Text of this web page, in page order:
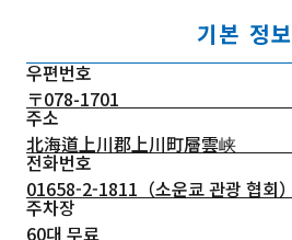
기본 정보
우편번호
〒078-1701
주소
北海道上川郡上川町層雲峡
전화번호
01658-2-1811 （소운쿄 관광 협회）
주차장
60대 무료